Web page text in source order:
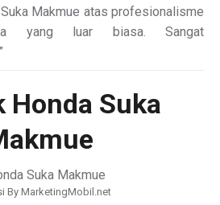
Makmue atas profesionalisme
yang luar biasa. Sangat
Honda Suka
By MarketingMobil.net